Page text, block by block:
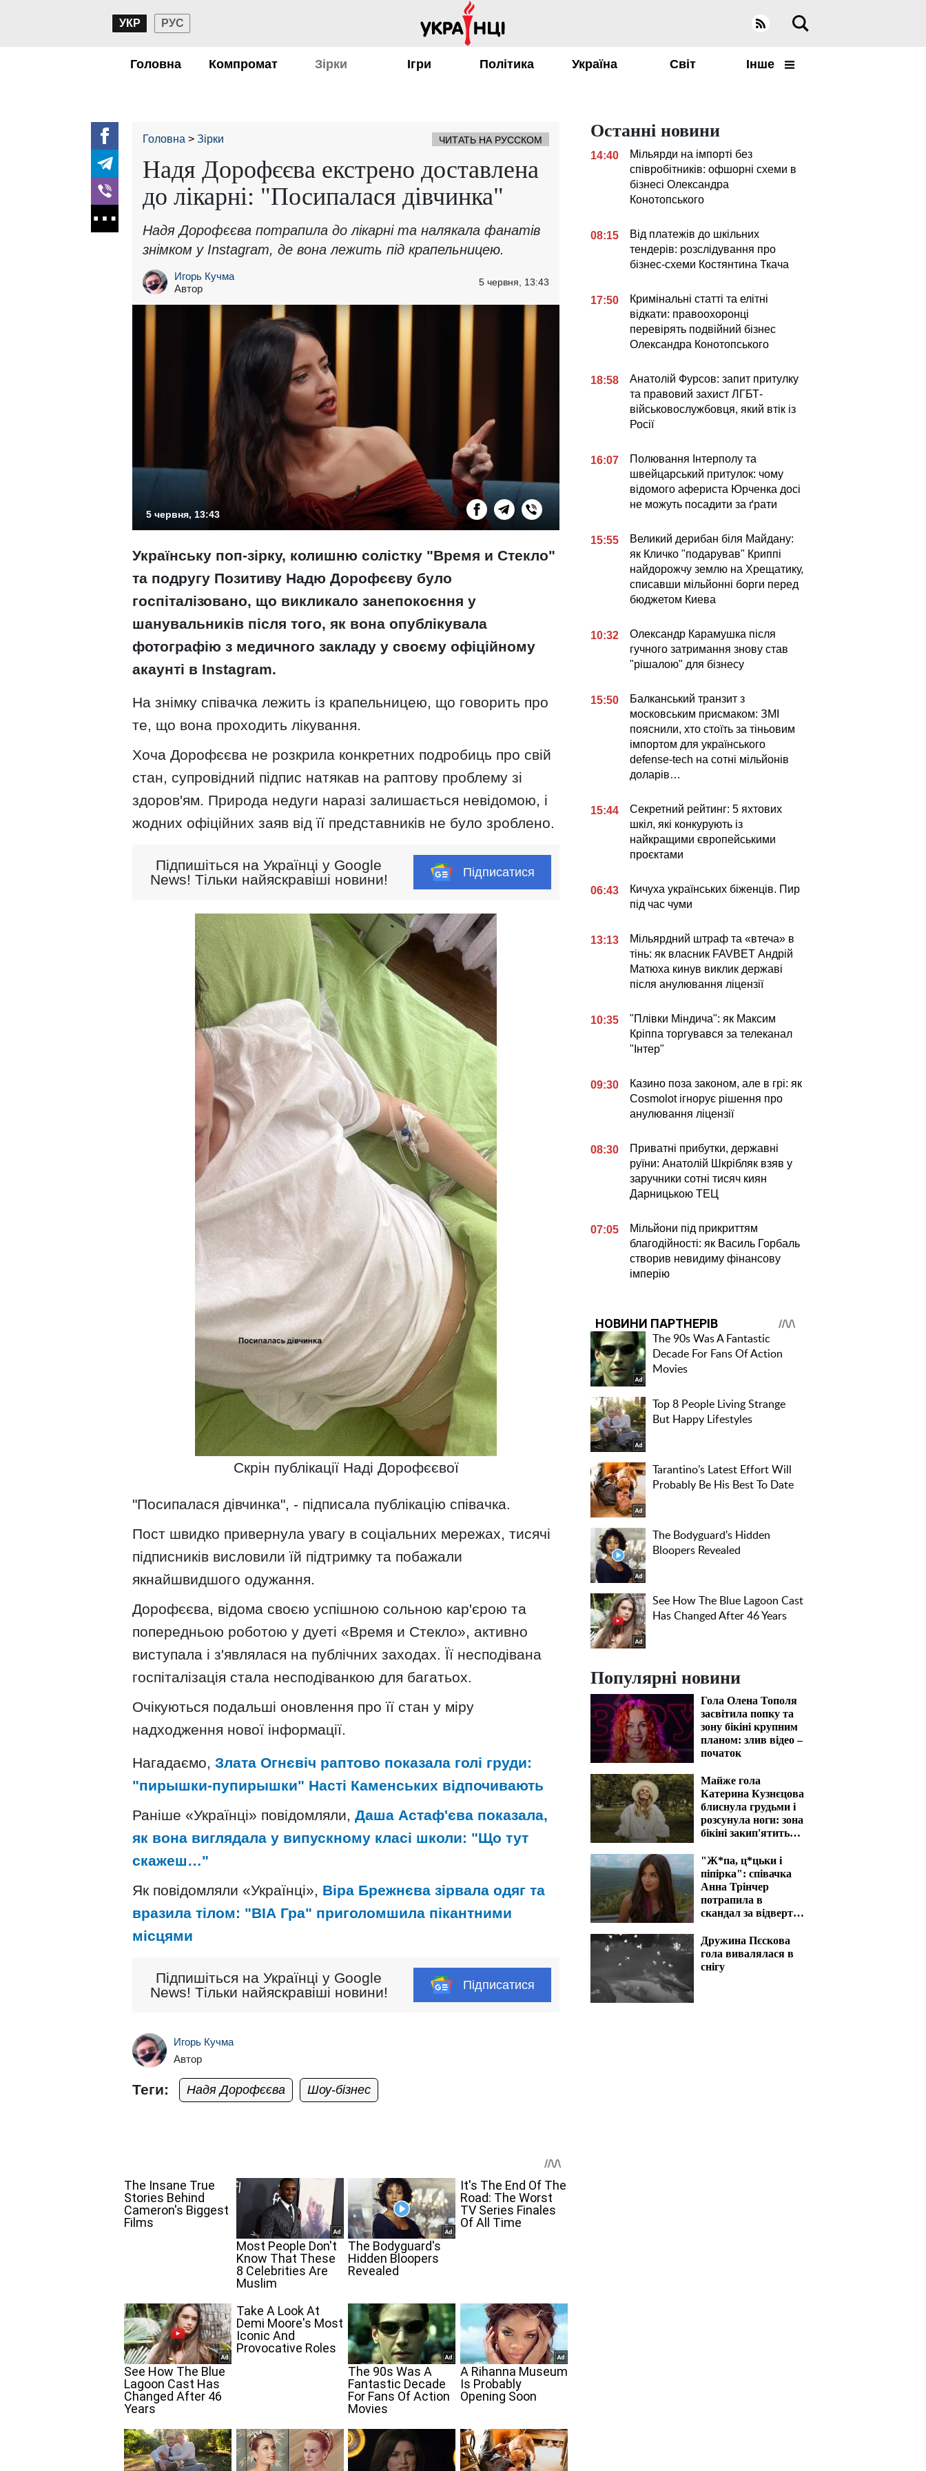
УКР РУС
Головна Компромат Зірки Ігри Політика Україна Світ Інше
Головна Зірки ЧИТАТЬ НА РУССКОМ
Надя Дорофєєва екстрено доставлена ​​
до лікарні: "Посипалася дівчинка"
Надя Дорофєєва потрапила до лікарні та налякала фанатів
знімком у Instagram, де вона лежить під крапельницею.
Игорь Кучма
Автор
5 червня, 13:43
5 червня, 13:43
Українську поп-зірку, колишню солістку "Время и Стекло"
та подругу Позитиву Надю Дорофєєву було
госпіталізовано, що викликало занепокоєння у
шанувальників після того, як вона опублікувала
фотографію з медичного закладу у своєму офіційному
акаунті в Instagram.
На знімку співачка лежить із крапельницею, що говорить про
те, що вона проходить лікування.
Хоча Дорофєєва не розкрила конкретних подробиць про свій
стан, супровідний підпис натякав на раптову проблему зі
здоров'ям. Природа недуги наразі залишається невідомою, і
жодних офіційних заяв від її представників не було зроблено.
Підпишіться на Українці у Google
News! Тільки найяскравіші новини!
Підписатися
Скрін публікації Наді Дорофєєвої
"Посипалася дівчинка", - підписала публікацію співачка.
Пост швидко привернула увагу в соціальних мережах, тисячі
підписників висловили їй підтримку та побажали
якнайшвидшого одужання.
Дорофєєва, відома своєю успішною сольною кар'єрою та
попередньою роботою у дуеті «Время и Стекло», активно
виступала і з'являлася на публічних заходах. Її несподівана
госпіталізація стала несподіванкою для багатьох.
Очікуються подальші оновлення про її стан у міру
надходження нової інформації.
Нагадаємо, Злата Огнєвіч раптово показала голі груди:
"пирышки-пупирышки" Насті Каменських відпочивають
Раніше «Українці» повідомляли, Даша Астаф'єва показала,
як вона виглядала у випускному класі школи: "Що тут
скажеш…"
Як повідомляли «Українці», Віра Брежнєва зірвала одяг та
вразила тілом: "ВІА Гра" приголомшила пікантними
місцями
Підпишіться на Українці у Google
News! Тільки найяскравіші новини!
Підписатися
Игорь Кучма
Автор
Теги: Надя Дорофєєва Шоу-бізнес
Останні новини
14:40
Мільярди на імпорті без
співробітників: офшорні схеми в
бізнесі Олександра
Конотопського
08:15
Від платежів до шкільних
тендерів: розслідування про
бізнес-схеми Костянтина Ткача
17:50
Кримінальні статті та елітні
відкати: правоохоронці
перевірять подвійний бізнес
Олександра Конотопського
18:58
Анатолій Фурсов: запит притулку
та правовий захист ЛГБТ-
військовослужбовця, який втік із
Росії
16:07
Полювання Інтерполу та
швейцарський притулок: чому
відомого афериста Юрченка досі
не можуть посадити за ґрати
15:55
Великий дерибан біля Майдану:
як Кличко "подарував" Криппі
найдорожчу землю на Хрещатику,
списавши мільйонні борги перед
бюджетом Киева
10:32
Олександр Карамушка після
гучного затримання знову став
"рішалою" для бізнесу
15:50
Балканський транзит з
московським присмаком: ЗМІ
пояснили, хто стоїть за тіньовим
імпортом для українського
defense-tech на сотні мільйонів
доларів…
15:44
Секретний рейтинг: 5 яхтових
шкіл, які конкурують із
найкращими європейськими
проєктами
06:43
Кичуха українських біженців. Пир
під час чуми
13:13
Мільярдний штраф та «втеча» в
тінь: як власник FAVBET Андрій
Матюха кинув виклик державі
після анулювання ліцензії
10:35
"Плівки Міндича": як Максим
Кріппа торгувався за телеканал
"Інтер"
09:30
Казино поза законом, але в грі: як
Cosmolot ігнорує рішення про
анулювання ліцензії
08:30
Приватні прибутки, державні
руїни: Анатолій Шкрібляк взяв у
заручники сотні тисяч киян
Дарницькою ТЕЦ
07:05
Мільйони під прикриттям
благодійності: як Василь Горбаль
створив невидиму фінансову
імперію
Популярні новини
Гола Олена Тополя
засвітила попку та
зону бікіні крупним
планом: злив відео –
початок
Майже гола
Катерина Кузнєцова
блиснула грудьми і
розсунула ноги: зона
бікіні закип'ятить
"Ж*па, ц*цьки і
піпірка": співачка
Анна Трінчер
потрапила в
скандал за відверті
Дружина Пєскова
гола вивалялася в
снігу